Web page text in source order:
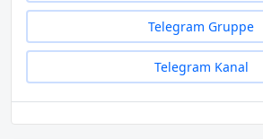
Telegram Gruppe
Telegram Kanal